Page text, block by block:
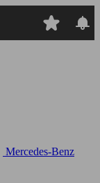
Mercedes-Benz